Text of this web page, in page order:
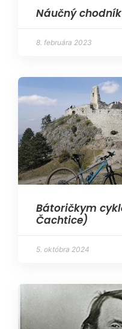
Náučný
8. februára 2023
Bátoričkym
Čachtice)
5. októbra 2024